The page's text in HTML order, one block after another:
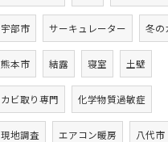
宇部市 サーキュレーター 冬の
熊本市 結露 寝室 土壁
カビ取り専門 化学物質過敏症
現地調査 エアコン暖房 八代市